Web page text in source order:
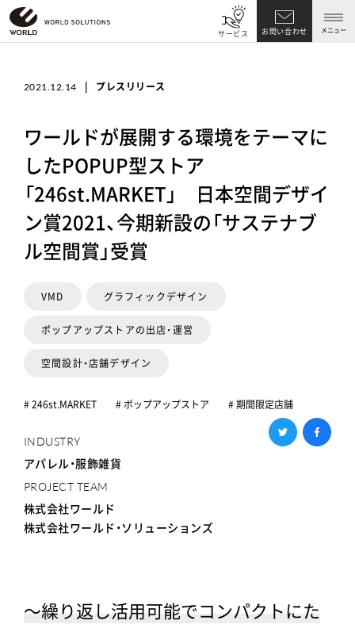
サービス お問い合わせ メニュー
2021.12.14 | プレスリリース
ワールドが展開する環境をテーマに
したPOPUP型ストア
「246st.MARKET」 日本空間デザイ
ン賞2021、今期新設の「サステナブ
ル空間賞」受賞
VMD グラフィックデザイン
ポップアップストアの出店・運営
空間設計・店舗デザイン
# 246st.MARKET # ポップアップストア # 期間限定店舗
INDUSTRY
アパレル・服飾雑貨
PROJECT TEAM
株式会社ワールド
株式会社ワールド・ソリューションズ
～繰り返し活用可能でコンパクトにた